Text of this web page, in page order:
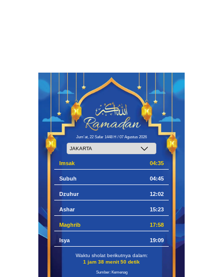
Jum'at, 22 Safar 1448 H / 07 Agustus 2026
Imsak 04:35
Subuh 04:45
Dzuhur 12:02
Ashar 15:23
Maghrib 17:58
Isya 19:09
Waktu sholat berikutnya dalam:
1 jam 38 menit 49 detik
Sumber: Kemenag